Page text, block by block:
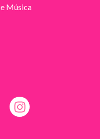
Música